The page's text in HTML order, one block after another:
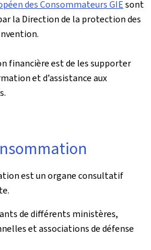
des Consommateurs GIEsont
la Direction de la protection des
financière est de les supporter
et d’assistance aux
est un organe consultatif
de différents ministères,
et associations de défense